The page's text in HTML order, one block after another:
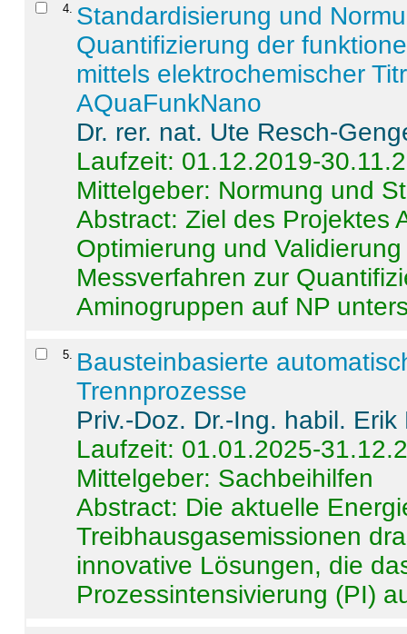
4 Standardisierung und
Quantifizierung der
mittels elektrochemischer
AQuaFunkNano
Dr. rer. nat. Ute Resch-
Laufzeit: 01.12.2019-
Mittelgeber: Normung und
Abstract:Ziel des Projektes
Optimierung und
Messverfahren zur
Aminogruppen auf NP
5
Bausteinbasierte
Trennprozesse
Priv.-Doz. Dr.-Ing. habil. Erik
Laufzeit: 01.01.2025-
Mittelgeber: Sachbeihilfen
Abstract: Die aktuelle
Treibhausgasemissionen
innovative Lösungen, die
Prozessintensivierung (PI)